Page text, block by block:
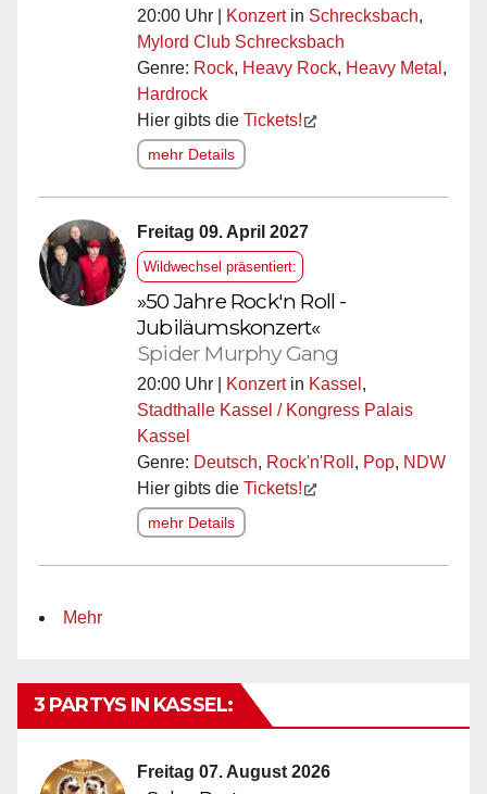
20:00 Uhr | Konzertin Schrecksbach,
Mylord Club Schrecksbach
Genre: Rock, Heavy Rock, Heavy Metal ,
Hardrock
Hier gibts die Tickets!
mehr Details
Freitag 09. April 2027
Wildwechsel präsentiert:
»50 Jahre Rock'n Roll -
Jubiläumskonzert«
Spider Murphy Gang
20:00 Uhr | Konzertin Kassel ,
Stadthalle Kassel / Kongress Palais
Kassel
Genre: Deutsch, Rock'n'Roll , Pop, NDW
Hier gibts die Tickets!
mehr Details
Mehr
3 PARTYS IN KASSEL:
Freitag 07. August 2026